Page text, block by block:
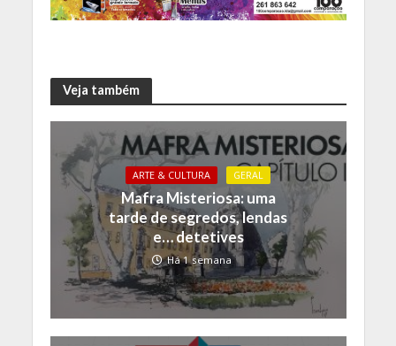
Veja também
ARTE & CULTURA GERAL
Mafra Misteriosa: uma
tarde de segredos, lendas
e… detetives
Há 1 semana